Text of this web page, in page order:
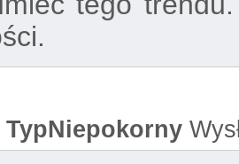
TypNiepokorny